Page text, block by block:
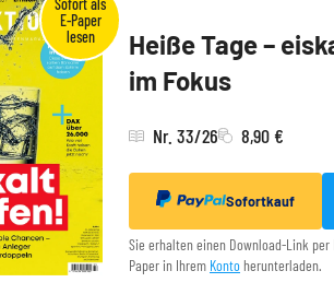
Heiße Tage –
im Fokus
Nr. 33/26 8,90 €
Sofortkauf
Sie erhalten einen Download-Link
Paper in Ihrem Konto herunterladen.